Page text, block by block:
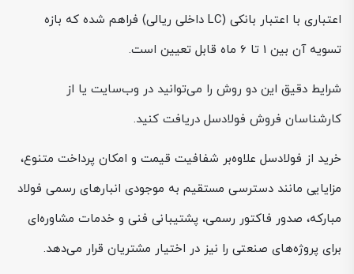
اعتباری با اعتبار بانکی (LC داخلی ریالی) فراهم شده که بازه
تسویه آن بین 1 تا 6 ماه قابل تعیین است.
شرایط دقیق این دو روش را می‌توانید در وب‌سایت یا از
کارشناسان فروش فولادسل دریافت کنید.
خرید از فولادسل علاوه‌بر شفافیت قیمت و امکان پرداخت متنوع،
مزایایی مانند دسترسی مستقیم به موجودی انبارهای رسمی فولاد
مبارکه، صدور فاکتور رسمی، پشتیبانی فنی و خدمات مشاوره‌ای
برای پروژه‌های صنعتی را نیز در اختیار مشتریان قرار می‌دهد.